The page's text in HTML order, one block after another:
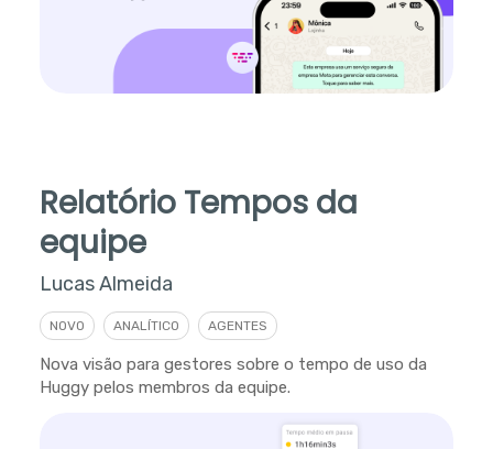
Relatório Tempos da
equipe
Lucas Almeida
NOVO ANALÍTICO AGENTES
Nova visão para gestores sobre o tempo de uso da
Huggy pelos membros da equipe.